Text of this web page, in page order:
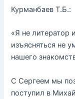
Курманбаев Т.Б.:
«Я не литератор
изъясняться не
нашего
С Сергеем мы
поступил в